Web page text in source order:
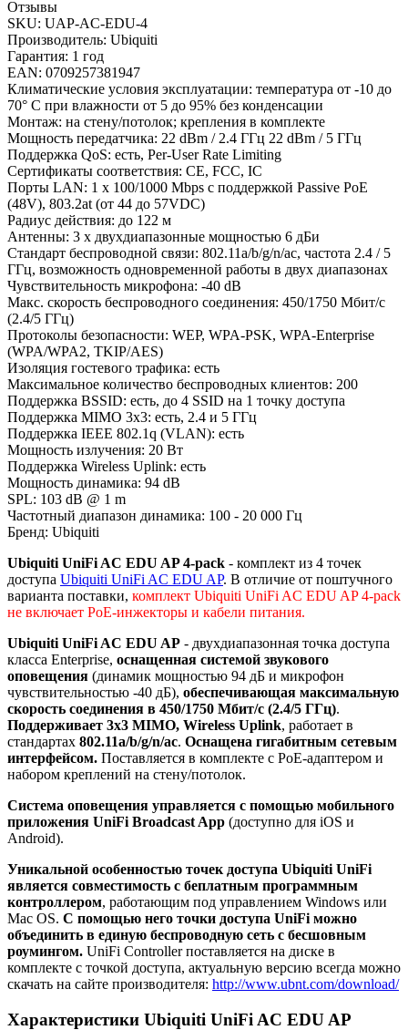
Отзывы
SKU: UAP-AC-EDU-4
Производитель: Ubiquiti
Гарантия: 1 год
EAN: 0709257381947
Климатические условия эксплуатации: температура от -10 до
70° C при влажности от 5 до 95% без конденсации
Монтаж: на стену/потолок; крепления в комплекте
Мощность передатчика: 22 dBm / 2.4 ГГц 22 dBm / 5 ГГц
Поддержка QoS: есть, Per-User Rate Limiting
Сертификаты соответствия: CE, FCC, IC
Порты LAN: 1 x 100/1000 Mbps с поддержкой Passive PoE
(48V), 803.2at (от 44 до 57VDC)
Радиус действия: до 122 м
Антенны: 3 x двухдиапазонные мощностью 6 дБи
Стандарт беспроводной связи: 802.11a/b/g/n/ac, частота 2.4 / 5
ГГц, возможность одновременной работы в двух диапазонах
Чувствительность микрофона: -40 dB
Макс. скорость беспроводного соединения: 450/1750 Мбит/с
(2.4/5 ГГц)
Протоколы безопасности: WEP, WPA-PSK, WPA-Enterprise
(WPA/WPA2, TKIP/AES)
Изоляция гостевого трафика: есть
Максимальное количество беспроводных клиентов: 200
Поддержка BSSID: есть, до 4 SSID на 1 точку доступа
Поддержка MIMO 3x3: есть, 2.4 и 5 ГГц
Поддержка IEEE 802.1q (VLAN): есть
Мощность излучения: 20 Вт
Поддержка Wireless Uplink: есть
Мощность динамика: 94 dB
SPL: 103 dB @ 1 m
Частотный диапазон динамика: 100 - 20 000 Гц
Бренд: Ubiquiti
Ubiquiti UniFi AC EDU AP 4-pack - комплект из 4 точек
доступа Ubiquiti UniFi AC EDU AP. В отличие от поштучного
варианта поставки, комплект Ubiquiti UniFi AC EDU AP 4-pack
не включает PoE-инжекторы и кабели питания.
Ubiquiti UniFi AC EDU AP - двухдиапазонная точка доступа
класса Enterprise, оснащенная системой звукового
оповещения (динамик мощностью 94 дБ и микрофон
чувствительностью -40 дБ), обеспечивающая максимальную
скорость соединения в 450/1750 Мбит/с (2.4/5 ГГц).
Поддерживает 3x3 MIMO, Wireless Uplink, работает в
стандартах 802.11a/b/g/n/ac. Оснащена гигабитным сетевым
интерфейсом. Поставляется в комплекте с PoE-адаптером и
набором креплений на стену/потолок.
Система оповещения управляется с помощью мобильного
приложения UniFi Broadcast App (доступно для iOS и
Android).
Уникальной особенностью точек доступа Ubiquiti UniFi
является совместимость с беплатным программным
контроллером, работающим под управлением Windows или
Mac OS. С помощью него точки доступа UniFi можно
объединить в единую беспроводную сеть с бесшовным
роумингом. UniFi Controller поставляется на диске в
комплекте с точкой доступа, актуальную версию всегда можно
скачать на сайте производителя: http://www.ubnt.com/download/
Характеристики Ubiquiti UniFi AC EDU AP